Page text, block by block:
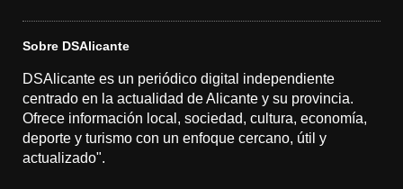
Sobre DSAlicante
DSAlicante es un periódico digital independiente
centrado en la actualidad de Alicante y su provincia.
Ofrece información local, sociedad, cultura, economía,
deporte y turismo con un enfoque cercano, útil y
actualizado".